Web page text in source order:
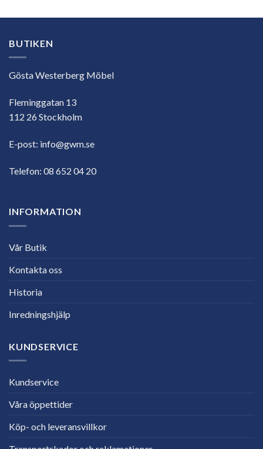
BUTIKEN
Gösta Westerberg Möbel
Fleminggatan 13
112 26 Stockholm
E-post: info@gwm.se
Telefon: 08 652 04 20
INFORMATION
Vår Butik
Kontakta oss
Historia
Inredningshjälp
KUNDSERVICE
Kundservice
Våra öppettider
Köp- och leveransvillkor